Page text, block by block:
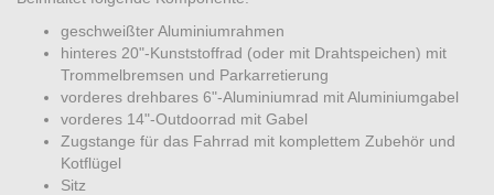
geschweißter Aluminiumrahmen
hinteres 20"-Kunststoffrad (oder mit Drahtspeichen) mit
Trommelbremsen und Parkarretierung
vorderes drehbares 6"-Aluminiumrad mit Aluminiumgabel
vorderes 14"-Outdoorrad mit Gabel
Zugstange für das Fahrrad mit komplettem Zubehör und
Kotflügel
Sitz